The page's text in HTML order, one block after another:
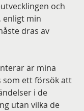
och
enligt min
dras av
är mina
som ett försök att
i de
utan vilka de